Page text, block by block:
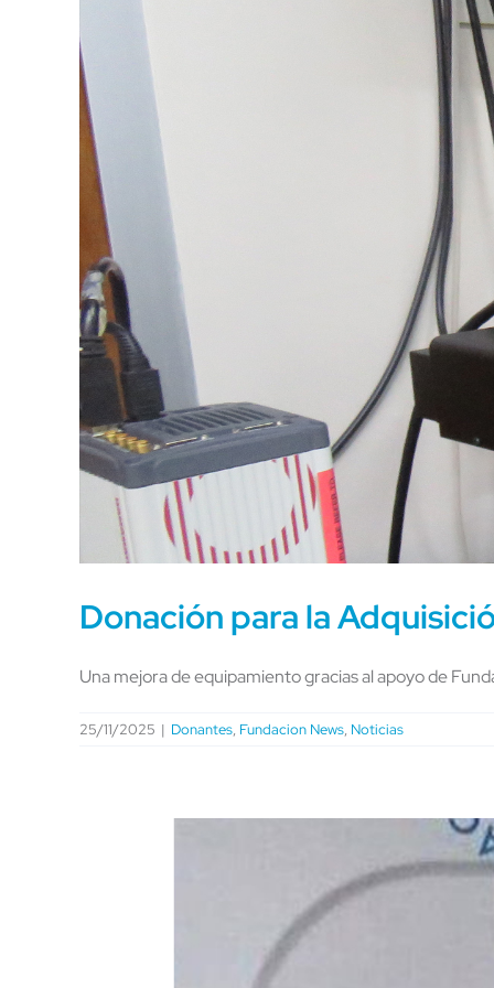
Donación para la
Una mejora de equipamiento gracias al apoyo de
25/11/2025 | Donantes, Fundacion News, Noticias